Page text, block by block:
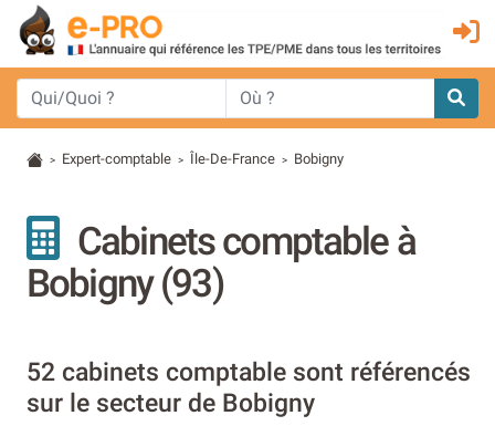
> Expert-comptable > Île-De-France > Bobigny
Cabinets comptable à
Bobigny (93)
52 cabinets comptable sont référencés
sur le secteur de Bobigny